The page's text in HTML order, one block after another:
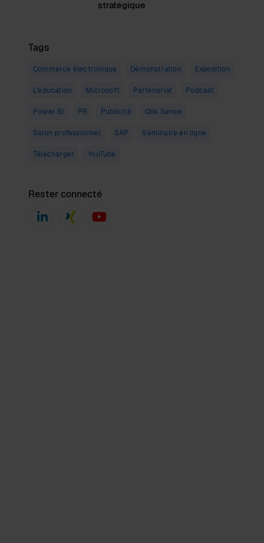
stratégique
Tags
Commerce électronique Démonstration Exposition
L'éducation Microsoft Partenariat Podcast
Power BI PR Publicité Qlik Sense
Salon professionnel SAP Séminaire en ligne
Télécharger YouTube
Rester connecté